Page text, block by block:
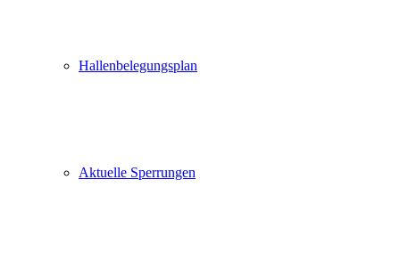
Hallenbelegungsplan
Aktuelle Sperrungen